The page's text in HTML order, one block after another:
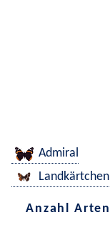
Admiral
Landkärtchen
Anzahl Arten